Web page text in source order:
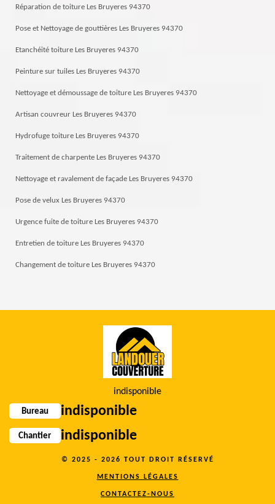
Réparation de toiture Les Bruyeres 94370
Pose et Nettoyage de gouttières Les Bruyeres 94370
Etanchéité toiture Les Bruyeres 94370
Peinture sur tuiles Les Bruyeres 94370
Nettoyage et démoussage de toiture Les Bruyeres 94370
Artisan couvreur Les Bruyeres 94370
Hydrofuge toiture Les Bruyeres 94370
Traitement de charpente Les Bruyeres 94370
Nettoyage et ravalement de façade Les Bruyeres 94370
Pose de velux Les Bruyeres 94370
Urgence fuite de toiture Les Bruyeres 94370
Entretien de toiture Les Bruyeres 94370
Changement de toiture Les Bruyeres 94370
indisponible
Bureau indisponible
Chantier indisponible
© 2025 - 2026 TOUT DROIT RÉSERVÉ
MENTIONS LÉGALES
CONTACTEZ-NOUS